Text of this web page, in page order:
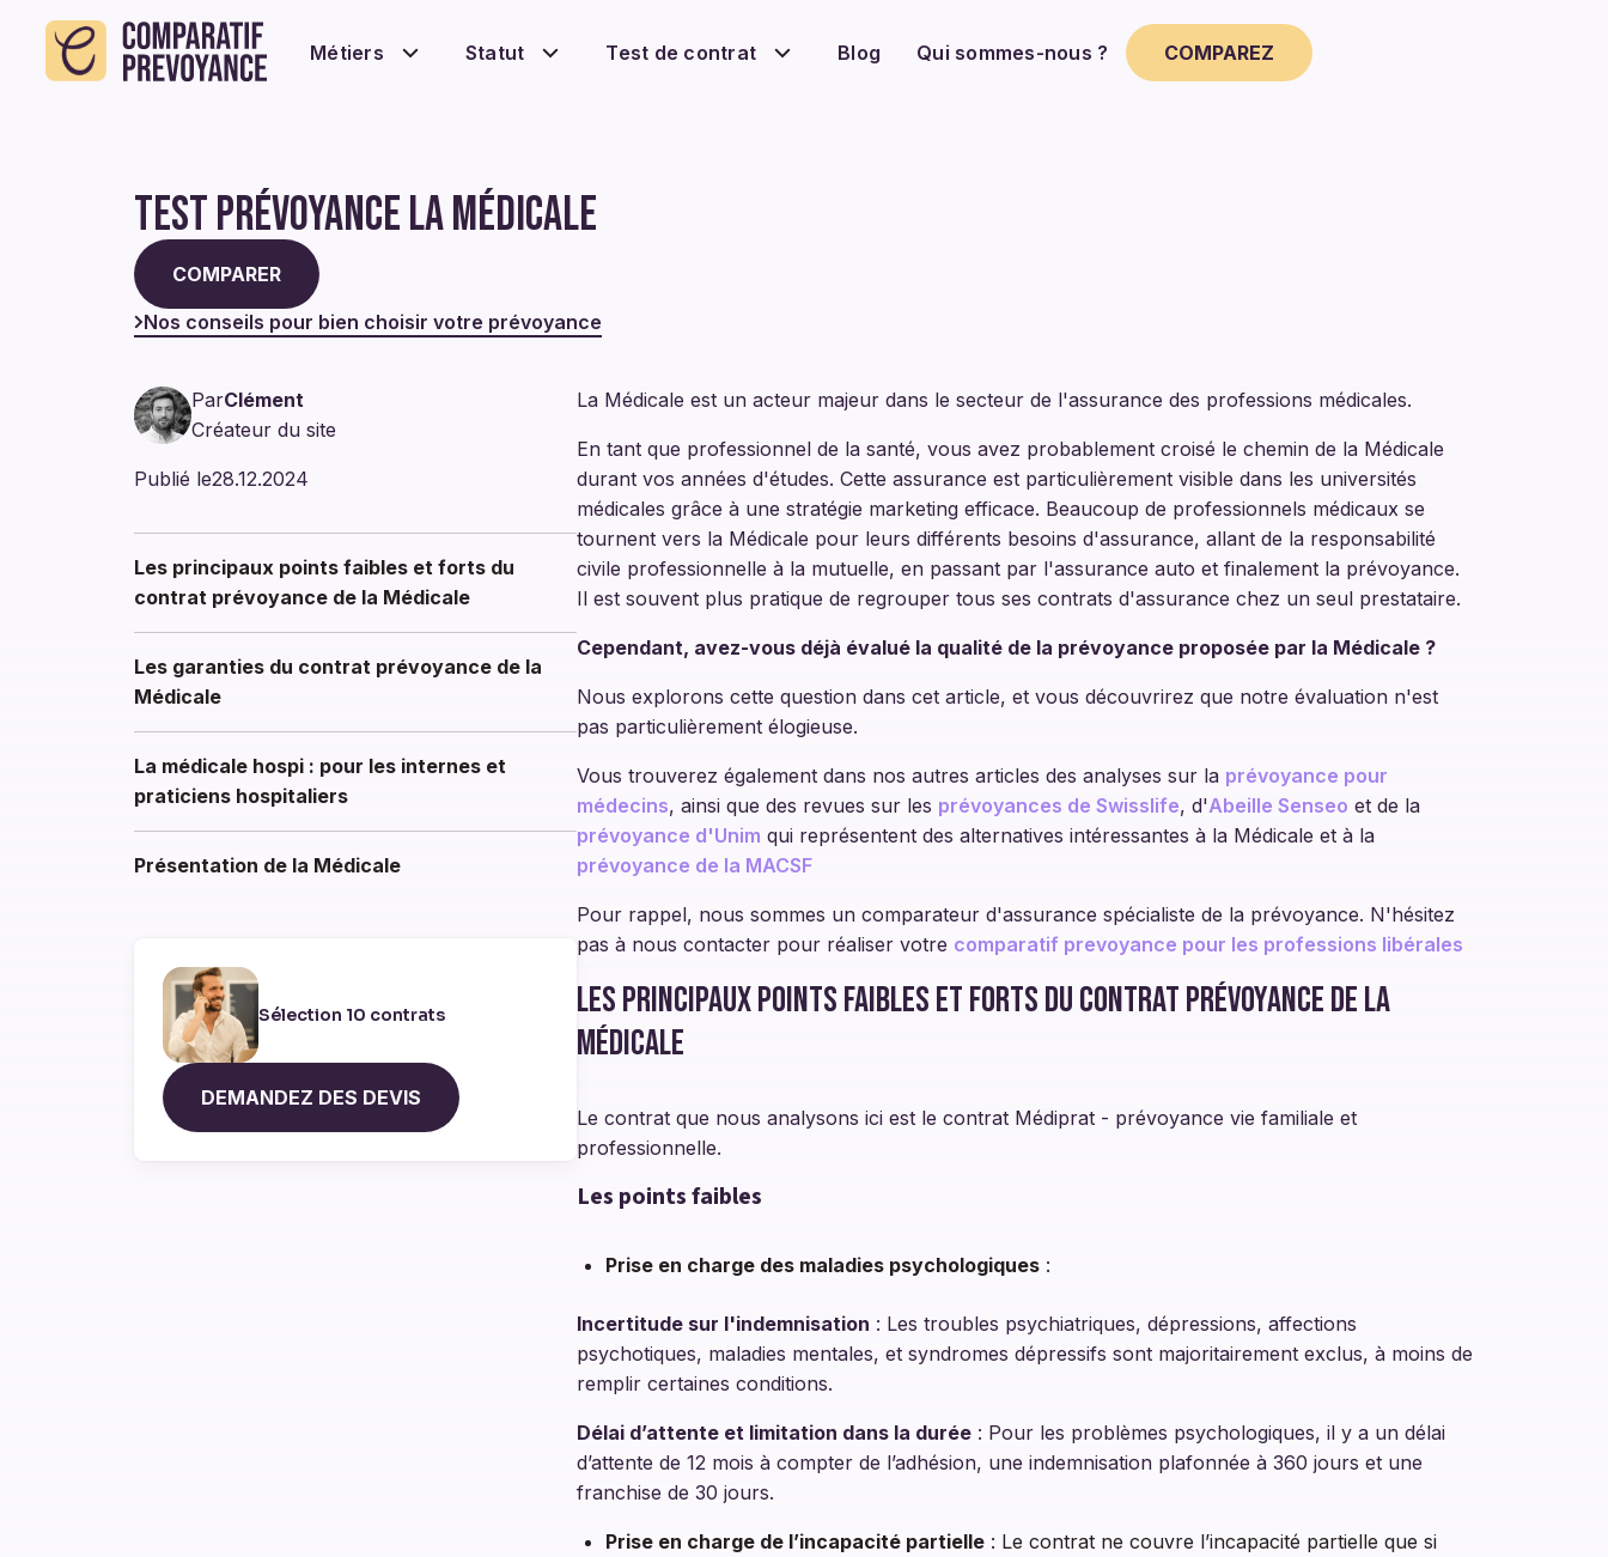
Métiers Statut Test de contrat Blog Qui sommes-nous ? COMPAREZ
Test prévoyance la Médicale
COMPARER
Nos conseils pour bien choisir votre prévoyance
ParClément
Créateur du site
Publié le28.12.2024
Les principaux points faibles et forts du
contrat prévoyance de la Médicale
Les garanties du contrat prévoyance de la
Médicale
La médicale hospi : pour les internes et
praticiens hospitaliers
Présentation de la Médicale
Sélection 10 contrats
DEMANDEZ DES DEVIS
La Médicale est un acteur majeur dans le secteur de l'assurance des professions médicales.
En tant que professionnel de la santé, vous avez probablement croisé le chemin de la Médicale
durant vos années d'études. Cette assurance est particulièrement visible dans les universités
médicales grâce à une stratégie marketing efficace. Beaucoup de professionnels médicaux se
tournent vers la Médicale pour leurs différents besoins d'assurance, allant de la responsabilité
civile professionnelle à la mutuelle, en passant par l'assurance auto et finalement la prévoyance.
Il est souvent plus pratique de regrouper tous ses contrats d'assurance chez un seul prestataire.
Cependant, avez-vous déjà évalué la qualité de la prévoyance proposée par la Médicale ?
Nous explorons cette question dans cet article, et vous découvrirez que notre évaluation n'est
pas particulièrement élogieuse.
Vous trouverez également dans nos autres articles des analyses sur la prévoyance pour
médecins, ainsi que des revues sur les prévoyances de Swisslife, d'Abeille Senseo et de la
prévoyance d'Unim qui représentent des alternatives intéressantes à la Médicale et à la
prévoyance de la MACSF
Pour rappel, nous sommes un comparateur d'assurance spécialiste de la prévoyance. N'hésitez
pas à nous contacter pour réaliser votre comparatif prevoyance pour les professions libérales
Les principaux points faibles et forts du contrat prévoyance de la
Médicale
Le contrat que nous analysons ici est le contrat Médiprat - prévoyance vie familiale et
professionnelle.
Les points faibles
Prise en charge des maladies psychologiques:
Incertitude sur l'indemnisation : Les troubles psychiatriques, dépressions, affections
psychotiques, maladies mentales, et syndromes dépressifs sont majoritairement exclus, à moins de
remplir certaines conditions.
Délai d’attente et limitation dans la durée: Pour les problèmes psychologiques, il y a un délai
d’attente de 12 mois à compter de l’adhésion, une indemnisation plafonnée à 360 jours et une
franchise de 30 jours.
Prise en charge de l’incapacité partielle: Le contrat ne couvre l’incapacité partielle que si